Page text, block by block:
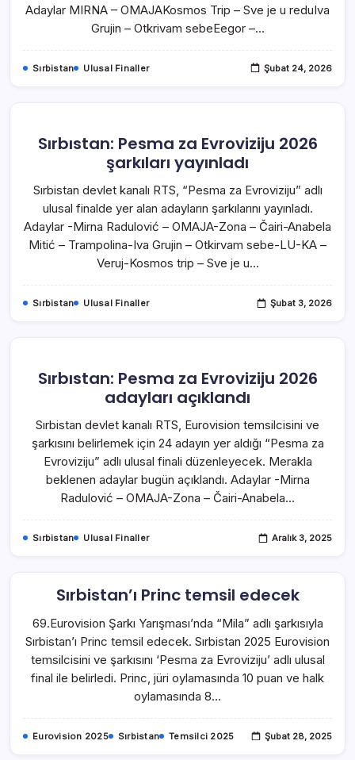
Adaylar MIRNA – OMAJAKosmos Trip – Sve je u reduIva
Grujin – Otkrivam sebeEegor –…
Sırbistan Ulusal Finaller Şubat 24, 2026
Sırbıstan: Pesma za Evroviziju 2026
şarkıları yayınladı
Sırbistan devlet kanalı RTS, “Pesma za Evroviziju” adlı
ulusal finalde yer alan adayların şarkılarını yayınladı.
Adaylar -Mirna Radulović – OMAJA-Zona – Čairi-Anabela
Mitić – Trampolina-Iva Grujin – Otkirvam sebe-LU-KA –
Veruj-Kosmos trip – Sve je u…
Sırbistan Ulusal Finaller Şubat 3, 2026
Sırbıstan: Pesma za Evroviziju 2026
adayları açıklandı
Sırbistan devlet kanalı RTS, Eurovision temsilcisini ve
şarkısını belirlemek için 24 adayın yer aldığı “Pesma za
Evroviziju” adlı ulusal finali düzenleyecek. Merakla
beklenen adaylar bugün açıklandı. Adaylar -Mirna
Radulović – OMAJA-Zona – Čairi-Anabela…
Sırbistan Ulusal Finaller Aralık 3, 2025
Sırbistan’ı Princ temsil edecek
69.Eurovision Şarkı Yarışması’nda “Mila” adlı şarkısıyla
Sırbistan’ı Princ temsil edecek. Sırbistan 2025 Eurovision
temsilcisini ve şarkısını ‘Pesma za Evroviziju’ adlı ulusal
final ile belirledi. Princ, jüri oylamasında 10 puan ve halk
oylamasında 8…
Eurovision 2025 Sırbistan Temsilci 2025 Şubat 28, 2025